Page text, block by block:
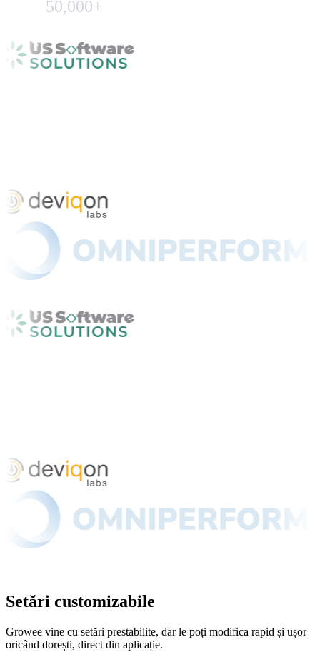
50,000+
Setări customizabile
Growee vine cu setări prestabilite, dar le poți modifica rapid și ușor
oricând dorești, direct din aplicație.